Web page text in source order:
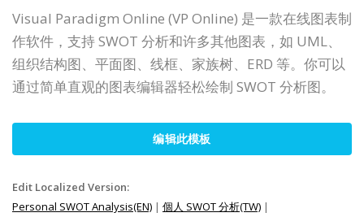
Visual Paradigm Online (VP Online) 是一款在线图表制
作软件，支持 SWOT 分析和许多其他图表，如 UML、
组织结构图、平面图、线框、家族树、ERD 等。你可以
通过简单直观的图表编辑器轻松绘制 SWOT 分析图。
编辑此模板
Edit Localized Version:
Personal SWOT Analysis(EN) | 個人 SWOT 分析(TW) |